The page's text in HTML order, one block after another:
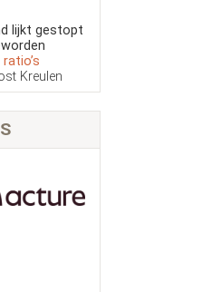
lijkt gestopt
Kreulen